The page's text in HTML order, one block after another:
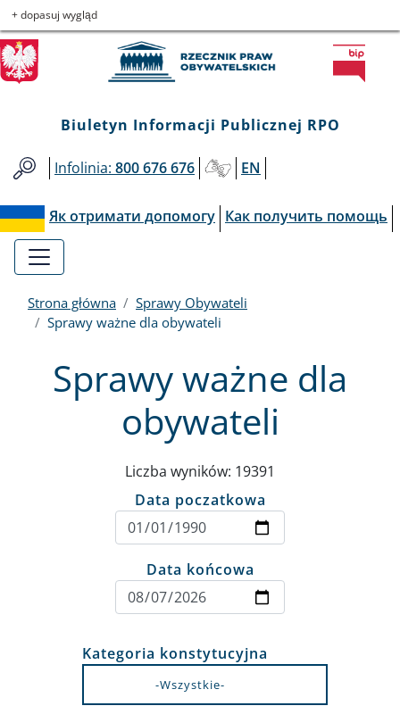
Przejdź
do
menu
głównego
Przejdź
do
treści
Przejdź
to
informacji
o
Przejdź
do
mapy
serwisu
Biuletyn
Informacji
Publicznej
RPO
+ dopasuj wygląd
Biuletyn Informacji Publicznej RPO
Infolinia: 800 676 676 EN
Як отримати допомогу Как получить помощь
Strona główna
Sprawy Obywateli
Sprawy ważne dla obywateli
Sprawy ważne dla
obywateli
Liczba wyników: 19391
Data poczatkowa
Data końcowa
Kategoria konstytucyjna